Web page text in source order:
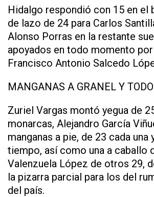
Hidalgo respondió con 15 en el
de lazo de 24 para Carlos
Alonso Porras en la restante
apoyados en todo momento
Francisco Antonio Salcedo
MANGANAS A GRANEL Y
Zuriel Vargas montó yegua de
monarcas, Alejandro García
manganas a pie, de 23 cada una
tiempo, así como una a caballo
Valenzuela López de otros 29,
la pizarra parcial para los del
del país.